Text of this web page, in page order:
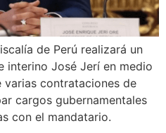
de Perú realizará un
interino José Jerí en medio
contrataciones de
cargos gubernamentales
con el mandatario.